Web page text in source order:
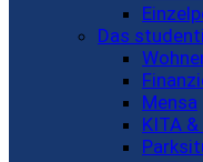
Das
Mensa
KITA